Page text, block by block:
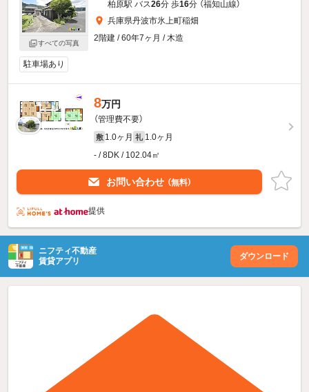
すべての写真
柏原駅 バス26分 歩16分 （福知山線）
兵庫県丹波市氷上町稲畑
2階建 / 60年7ヶ月 / 木造
駐車場あり
8万円
（管理費不要）
敷 1.0ヶ月 礼 1.0ヶ月
- / 8DK / 102.04㎡
お問い合わせ （無料）
提供
ニフティ不動産
賃貸アプリ
ダウンロード